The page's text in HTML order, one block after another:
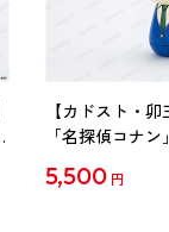
【カドスト・
「名探偵コナ
5,500 円